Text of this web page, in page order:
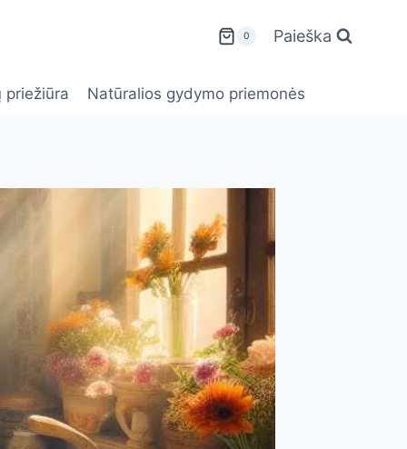
0 Paieška
priežiūra Natūralios gydymo priemonės